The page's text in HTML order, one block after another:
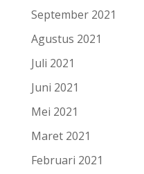
September 2021
Agustus 2021
Juli 2021
Juni 2021
Mei 2021
Maret 2021
Februari 2021